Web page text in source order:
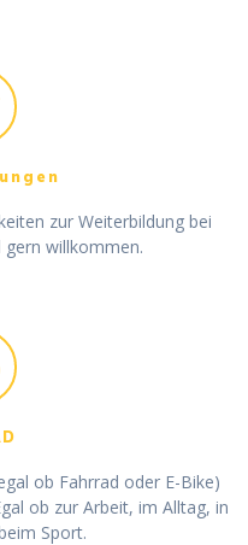
zur Weiterbildung bei
gern willkommen.
ob Fahrrad oder E-Bike)
ob zur Arbeit, im Alltag, in
Sport.